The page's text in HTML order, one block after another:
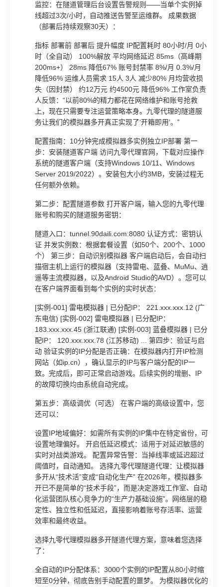
监控：在隧道管理后台设置告警规则——当单个实例掉
线超过3次/小时，自动推送告警至运维群。 成果数据
（部署后持续观察30天）：
指标 部署前 部署后 提升幅度 IP配置耗时 80小时/月 0小
时（全自动） 100%解放 平均网络延迟 85ms（高峰期
200ms+） 28ms 降低67% 账号封禁率 8%/月 0.3%/月
降低96% 运维人员需求 15人 3人 减少80% 月均营收损
失（因封禁） 约12万元 约4500元 降低96% 工作室负责
人反馈：“以前80%的精力都花在网络维护和账号抢救
上，现在只需要专注运营策略本身。九零代理的隧道服
务让我们的模拟器多开真正实现了‘开箱即用’。”
配置指南：10分钟完成模拟器多实例独立IP部署 第一
步：安装隧道客户端 访问九零代理官网，下载对应操作
系统的隧道客户端（支持Windows 10/11、Windows
Server 2019/2022）。安装包大小约3MB，安装过程无
任何额外依赖。
第二步：配置隧道参数 打开客户端，输入您的九零代理
账号和购买的隧道服务密钥：
隧道入口：tunnel.90daili.com:8080 认证方式：密钥认
证 并发实例数：根据套餐设置（如50个、200个、1000
个） 第三步：自动识别模拟器 客户端启动后，会自动扫
描宿主机上运行的模拟器（支持雷电、蓝叠、MuMu、逍
遥等主流模拟器，以及Android Studio的AVD）。您可以
在客户端界面看到每个实例的实时状态：
[实例-001] 雷电模拟器 | 已分配IP： 221.xxx.xxx.12 (广
东电信) [实例-002] 雷电模拟器 | 已分配IP：
183.xxx.xxx.45 (浙江联通) [实例-003] 蓝叠模拟器 | 已分
配IP： 120.xxx.xxx.78 (江苏移动) ... 第四步：验证与启
动 验证实例的IP分配是否正确：在模拟器内打开IP检测
网站（如ip.cn），确认显示的IP与客户端分配的IP一
致。完成后，即可正常启动游戏。后续实例的增删、IP
的故障切换均由系统自动完成。
第五步：高级调优（可选） 在客户端的高级设置中，您
还可以：
设置IP地域偏好：如需所有实例的IP集中在特定省份，可
设置地理偏好。 开启低延迟模式：适用于对延迟敏感的
实时对战类游戏。 配置异常告警：当掉线率或延迟超过
阈值时，自动通知。 选择九零代理隧道代理：让模拟器
多开从“技术活”变成“自动化生产” 在2026年，模拟器多
开已不是简单的“技术手段”，而是决定游戏工作室、自动
化运营团队核心竞争力的“生产力基础设施”。网络层的稳
定性、独立性和低延迟，直接影响着账号存活率、运营
效率和最终收益。
选择九零代理模拟器多开隧道代理方案，意味着您选择
了：
全自动的IP分配体系：3000个实例的IP配置从80小时缩
短至0分钟，彻底告别手动配置的噩梦。 为模拟器优化的